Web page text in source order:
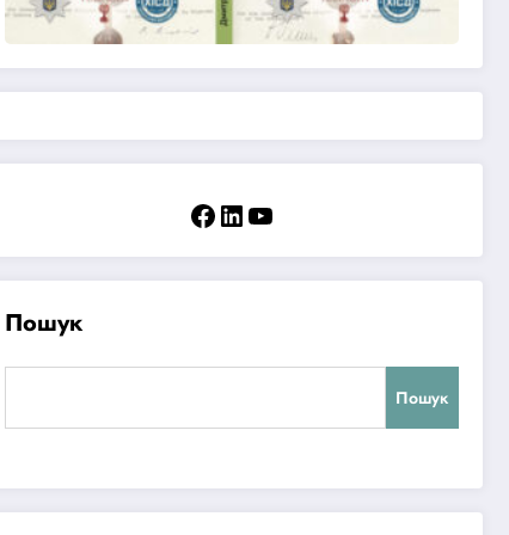
Facebook
LinkedIn
YouTube
Пошук
Пошук